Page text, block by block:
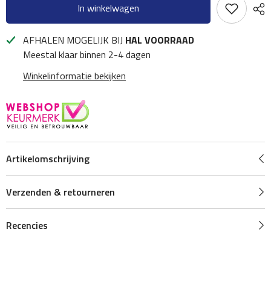
In winkelwagen
AFHALEN MOGELIJK BIJ HAL VOORRAAD
Meestal klaar binnen 2-4 dagen
Winkelinformatie bekijken
Artikelomschrijving
Verzenden & retourneren
Recencies